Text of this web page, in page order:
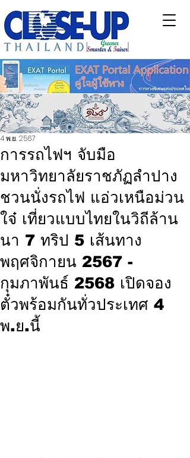
การรถไฟฯ จับมือ
มหาวิทยาลัยราชภัฏลำปาง
ชวนนั่งรถไฟ แอ่วเหนือม่วน
ใจ๋ เที่ยวแบบไทยในวิถีล้าน
นา 7 ทริป 5 เส้นทาง
พฤศจิกายน 2567 -
กุมภาพันธ์ 2568 เปิดจอง
ตั๋วพร้อมกันทั่วประเทศ 4
พ.ย.นี้
4 พ.ย. 2567